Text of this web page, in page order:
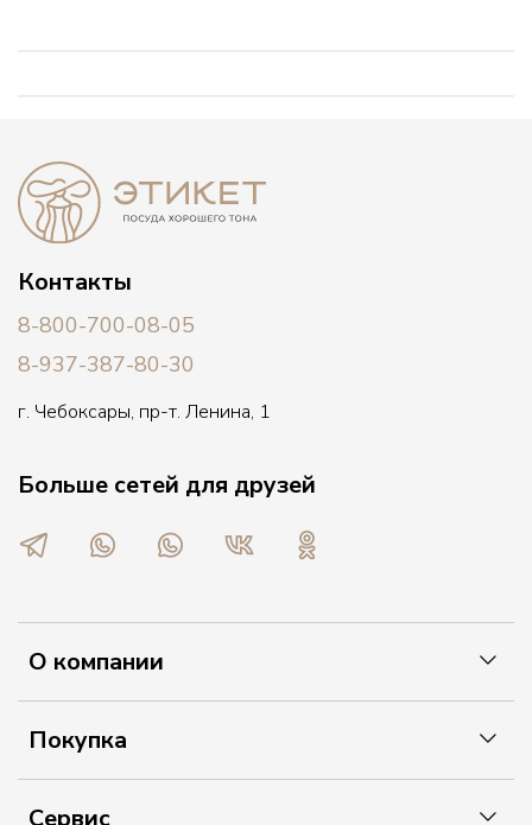
О компании
Покупка
Сервис
Контакты
8-800-700-08-05
8-937-387-80-30
г. Чебоксары, пр-т. Ленина, 1
Больше сетей для друзей